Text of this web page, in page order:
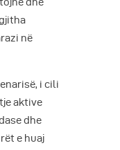
dhe
në
i cili
aktive
dhe
e huaj